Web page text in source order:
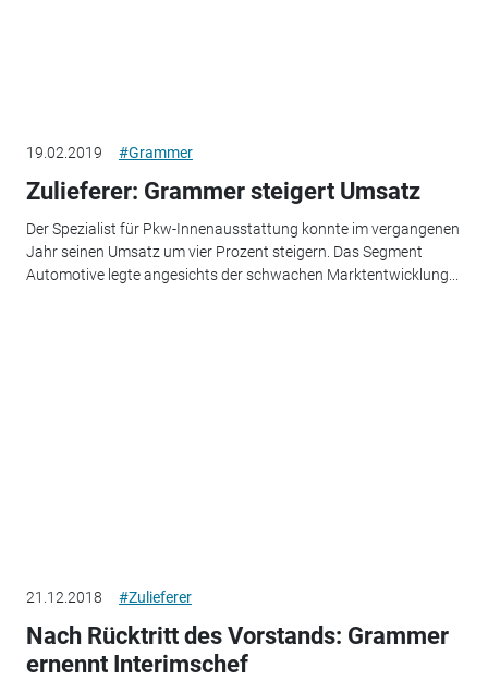
19.02.2019 #Grammer
Zulieferer: Grammer steigert Umsatz
Der Spezialist für Pkw-Innenausstattung konnte im vergangenen
Jahr seinen Umsatz um vier Prozent steigern. Das Segment
Automotive legte angesichts der schwachen Marktentwicklung...
21.12.2018 #Zulieferer
Nach Rücktritt des Vorstands: Grammer
ernennt Interimschef